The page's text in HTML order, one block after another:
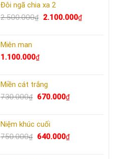
2.250.000₫.
2.100.000₫.
Đôi ngã chia xa 2
2.500.000₫
Giá
2.100.000₫Giá
Miên man
1.100.000₫
Miền cát trắng
730.000₫
Giá
730.000₫.
670.000₫Giá
670.000₫.
Niệm khúc cuối
750.000₫
Giá
640.000₫Giá